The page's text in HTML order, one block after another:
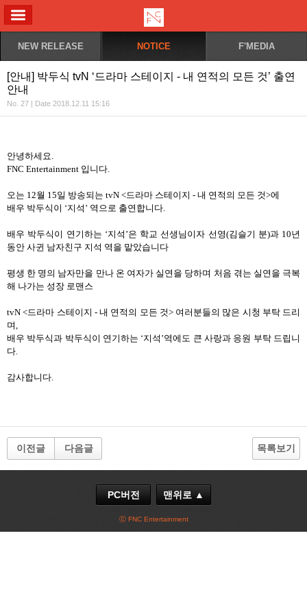
NEW RELEASE NOTICE F'MEDIA
[안내] 박두식 tvN ‘드라마 스테이지 - 내 연적의 모든 것’ 출연
안내
No. 27 | Date 2018.12.11 15:16
안녕하세요.
FNC Entertainment 입니다.
오는 12월 15일 방송되는 tvN <드라마 스테이지 - 내 연적의 모든 것>에
배우 박두식이 ‘지석 ’ 역으로 출연합니다.
배우 박두식이 연기하는 ‘지석 ’은 학교 선생님이자 선영(김슬기 분)과10년
동안 사귄 남자친구 지석 역을 맡았습니다
평생 한 명의 남자만을 만나 온 여자가 실연을 당하며 처음 겪는 실연을 극복
해 나가는 성장 로맨스
tvN <드라마 스테이지 - 내 연적의 모든 것> 여러분들의 많은 시청 부탁 드리
며,
배우 박두식과 박두식이 연기하는 ‘지석 ’역에도 큰 사랑과 응원 부탁 드립니
다.
감사합니다.
이전글 다음글 목록보기
PC버전 맨위로 ▲
ⓒ FNC Entertainment